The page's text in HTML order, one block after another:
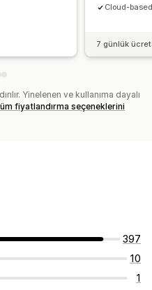
Cloud-
7 günlük
Yinelenen ve kullanıma dayalı
fiyatlandırma seçeneklerini
397
10
1